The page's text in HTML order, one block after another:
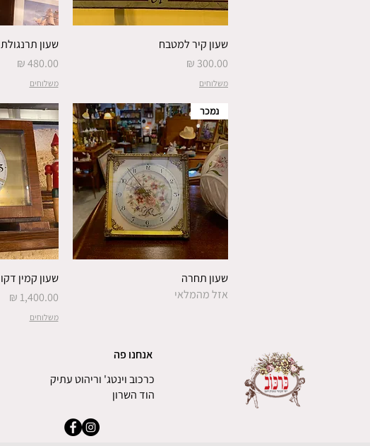
שעון קיר למטבח
מחיר
משלוחים
שעון תרנגולת
מחיר
משלוחים
נמכר
שעון תחרה
אזל מהמלאי
שעון קמין דקו
מחיר
משלוחים
אנחנו פה
כרכוב וינטג' וריהוט עתיק
הוד השרון